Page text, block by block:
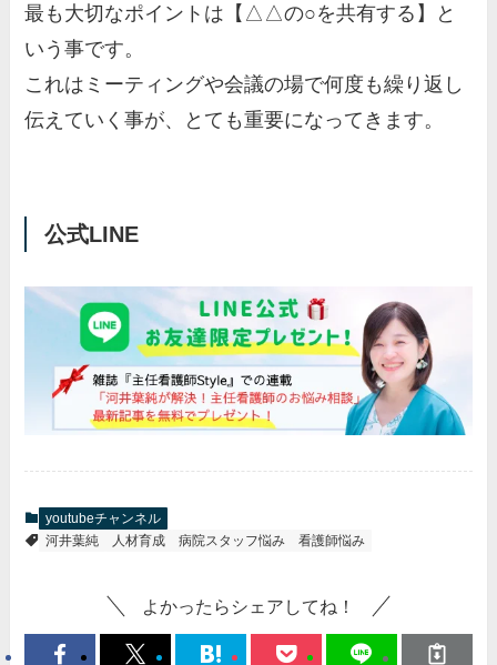
最も大切なポイントは【△△の○を共有する】と
いう事です。
これはミーティングや会議の場で何度も繰り返し
伝えていく事が、とても重要になってきます。
公式LINE
youtubeチャンネル
河井葉純
人材育成 病院スタッフ悩み 看護師悩み
よかったらシェアしてね！